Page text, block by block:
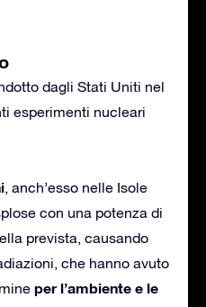
dagli Stati Uniti nel
esperimenti nucleari
, anch’esso nelle Isole
con una potenza di
prevista, causando
che hanno avuto
per l’ambiente e le